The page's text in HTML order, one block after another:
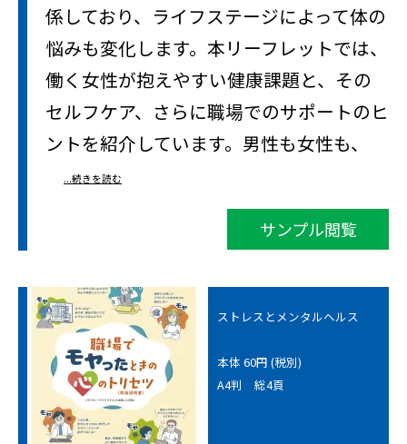
係しており、ライフステージによって体の
悩みも変化します。本リーフレットでは、
働く女性が抱えやすい健康課題と、その
セルフケア、さらに職場でのサポートのヒ
ントを紹介しています。男性も女性も、
...続きを読む
サンプル閲覧
ストレスとメンタルヘルス
本体 60円 (税別)
A4判 総4頁